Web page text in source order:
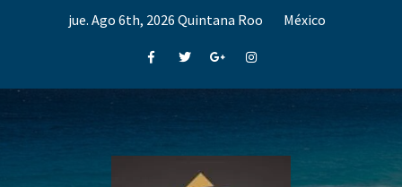
jue. Ago 6th, 2026 Quintana Roo México
FacebookTwitterGoogle+Instagram